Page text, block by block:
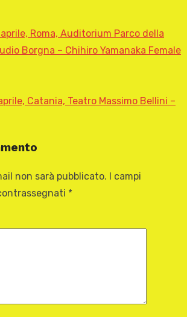
Roma, Auditorium Parco della
Borgna – Chihiro Yamanaka Female
Catania, Teatro Massimo Bellini –
non sarà pubblicato.
I campi
*